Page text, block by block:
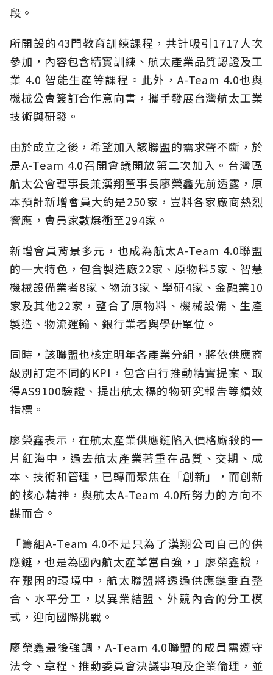
段。
所開設的43門教育訓練課程，共計吸引1717人次
參加，內容包含精實訓練、航太產業品質認證及工
業 4.0 智能生產等課程。此外，A-Team 4.0也與
機械公會簽訂合作意向書，攜手發展台灣航太工業
技術與研發。
由於成立之後，希望加入該聯盟的需求聲不斷，於
是A-Team 4.0召開會議開放第二次加入。台灣區
航太公會理事長兼漢翔董事長廖榮鑫先前透露，原
本預計新增會員大約是250家，豈料各家廠商熱烈
響應，會員家數爆衝至294家。
新增會員背景多元，也成為航太A-Team 4.0聯盟
的一大特色，包含製造廠22家、原物料5家、智慧
機械設備業者8家、物流3家、學研4家、金融業10
家及其他22家，整合了原物料、機械設備、生產
製造、物流運輸、銀行業者與學研單位。
同時，該聯盟也核定明年各產業分組，將依供應商
級別訂定不同的KPI，包含自行推動精實提案、取
得AS9100驗證、提出航太標的物研究報告等績效
指標。
廖榮鑫表示，在航太產業供應鏈陷入價格廝殺的一
片紅海中，過去航太產業著重在品質、交期、成
本、技術和管理，已轉而聚焦在「創新」，而創新
的核心精神，與航太A-Team 4.0所努力的方向不
謀而合。
「籌組A-Team 4.0不是只為了漢翔公司自己的供
應鏈，也是為國內航太產業當自強，」廖榮鑫說，
在艱困的環境中，航太聯盟將透過供應鏈垂直整
合、水平分工，以異業結盟、外競內合的分工模
式，迎向國際挑戰。
廖榮鑫最後強調，A-Team 4.0聯盟的成員需遵守
法令、章程、推動委員會決議事項及企業倫理，並